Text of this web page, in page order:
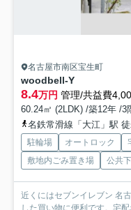
名古屋市南区宝生町
woodbell-Y
8.4万円 管理/共益費
60.24㎡ (2LDK) /築12年 /3
名鉄常滑線「大江」駅
駐輪場 オートロック
敷地内ごみ置き場
公共
近くにはセブンイレブン 名
した買い物に便利です。宅